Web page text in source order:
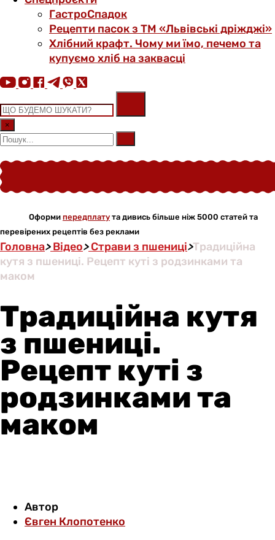
ГастроСпадок
Рецепти пасок з ТМ «Львівські дріжджі»
Хлібний крафт. Чому ми їмо, печемо та
купуємо хліб на заквасці
×
Оформи передплату та дивись більше ніж 5000 статей та
перевірених рецептів без реклами
Головна>Відео>Страви з пшениці>Традиційна
кутя з пшениці. Рецепт куті з родзинками та
маком
Традиційна кутя
з пшениці.
Рецепт куті з
родзинками та
маком
Автор
Євген Клопотенко